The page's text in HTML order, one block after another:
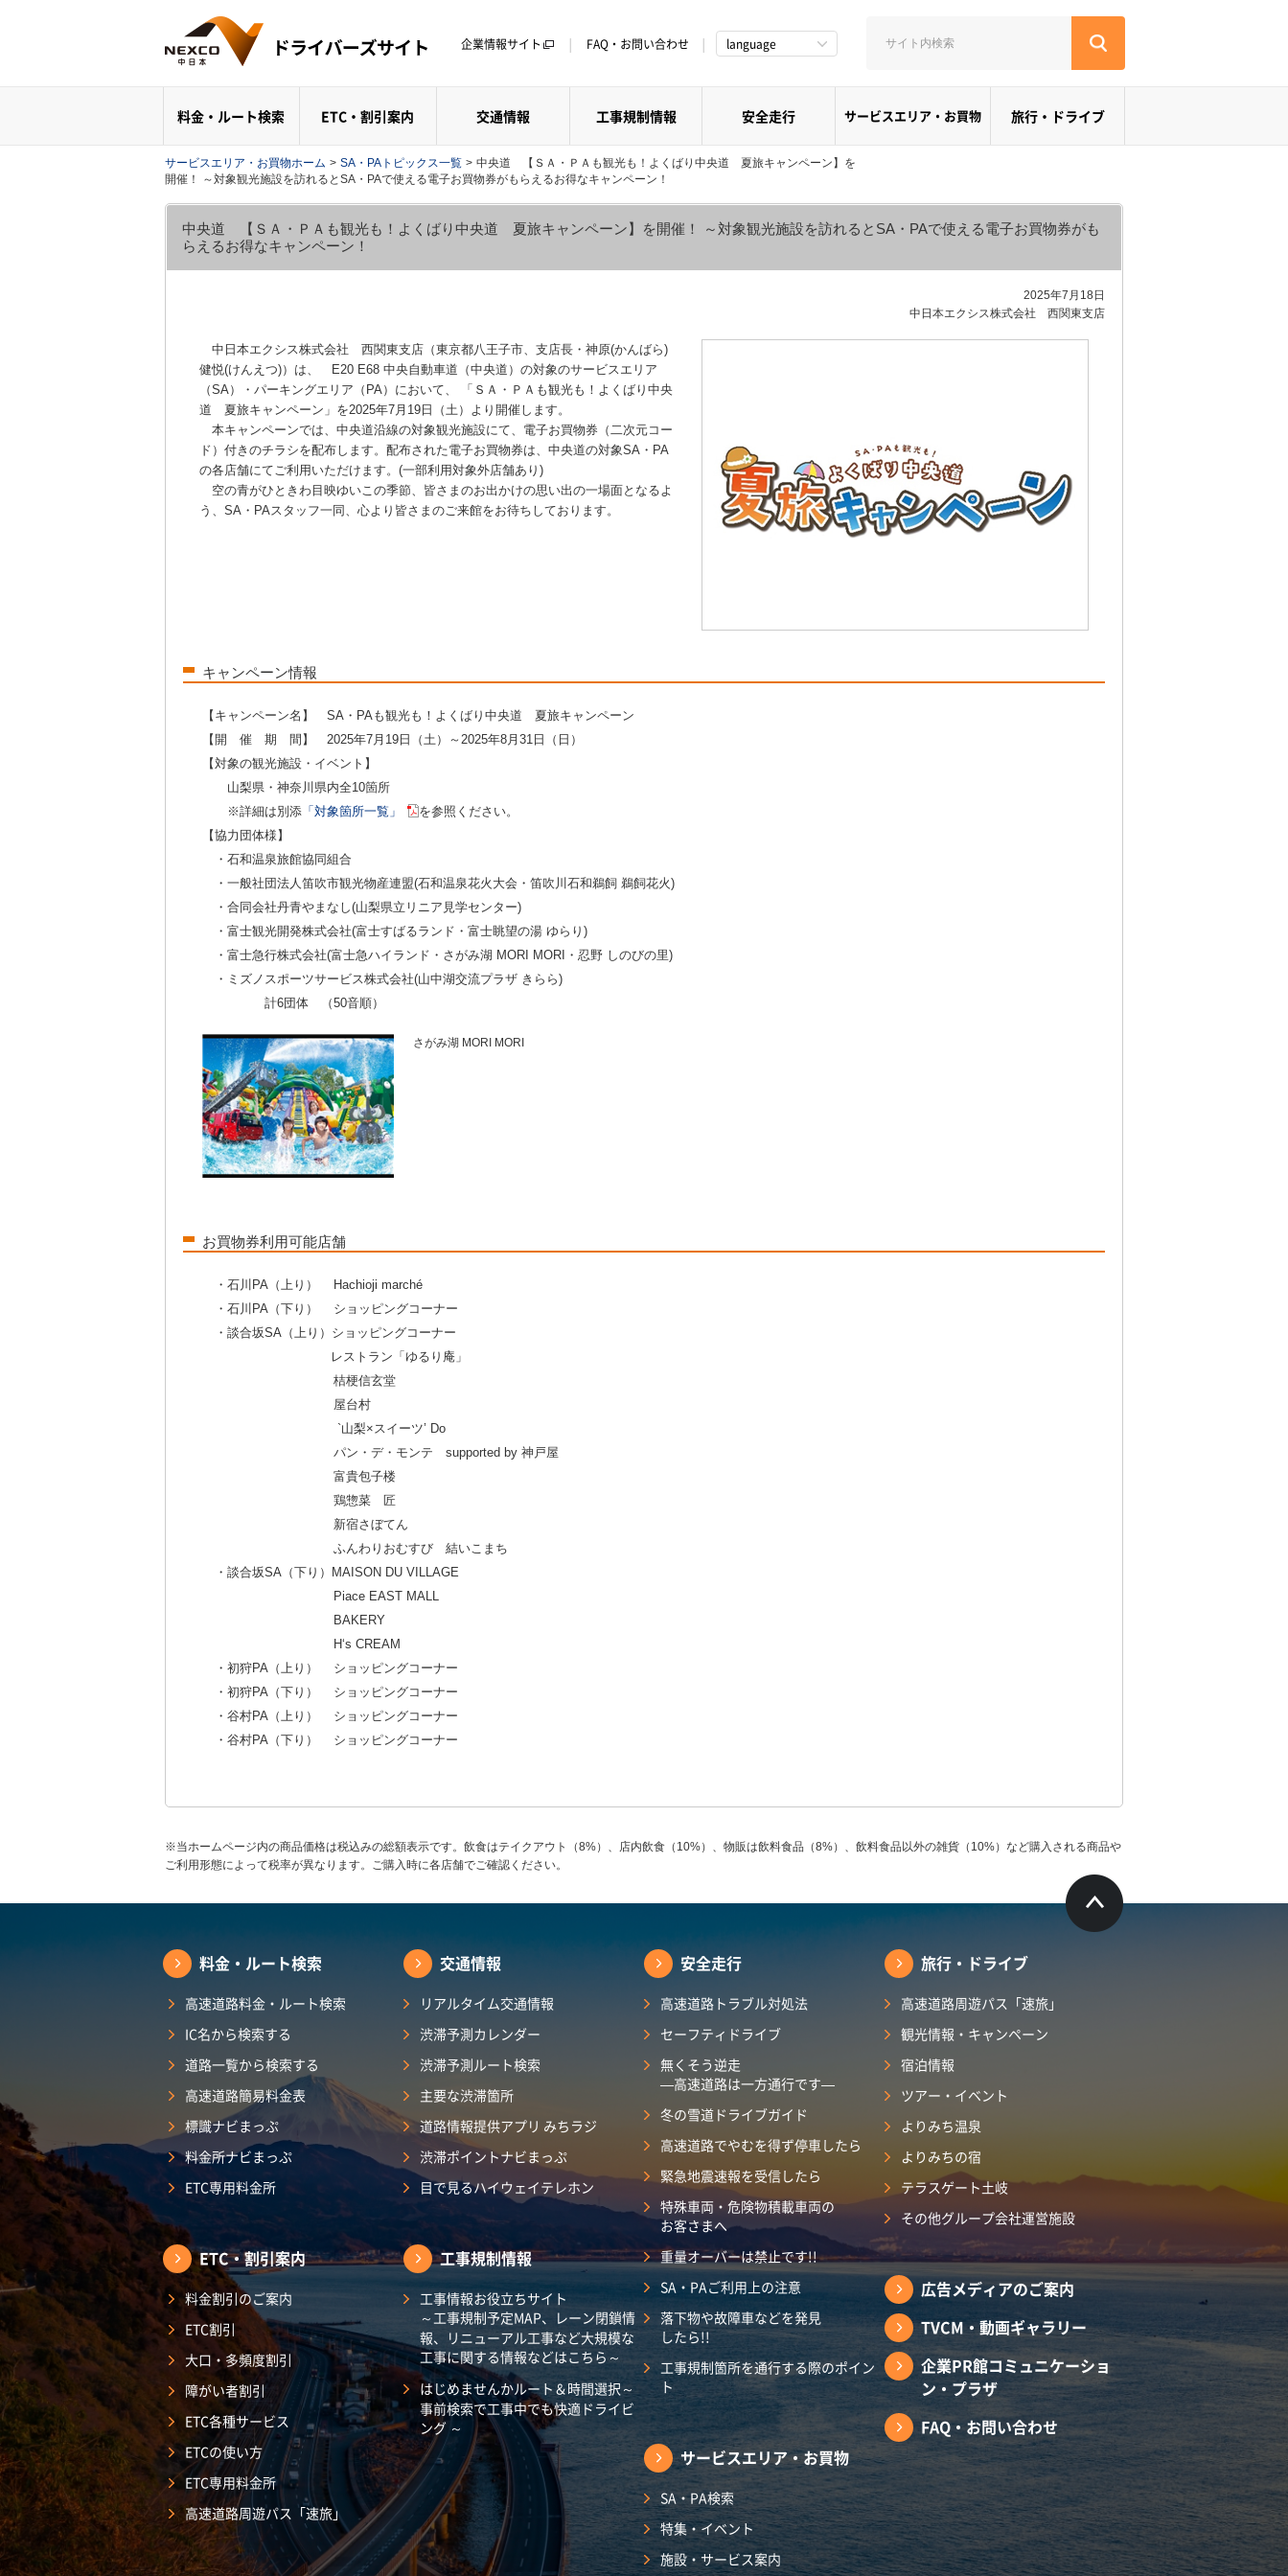
企業情報サイト FAQ・お問い合わせ language
料金・ルート検索 ETC・割引案内 交通情報 工事規制情報 安全走行 サービスエリア・お買物 旅行・ドライブ
サービスエリア・お買物ホーム > SA・PAトピックス一覧 > 中央道 【ＳＡ・ＰＡも観光も！よくばり中央道 夏旅キャンペーン】を
開催！ ～対象観光施設を訪れるとSA・PAで使える電子お買物券がもらえるお得なキャンペーン！
中央道 【ＳＡ・ＰＡも観光も！よくばり中央道 夏旅キャンペーン】を開催！ ～対象観光施設を訪れるとSA・PAで使える電子お買物券がも
らえるお得なキャンペーン！
2025年7月18日
中日本エクシス株式会社 西関東支店
中日本エクシス株式会社 西関東支店（東京都八王子市、支店長・神原(かんばら)
健悦(けんえつ)）は、 E20 E68 中央自動車道（中央道）の対象のサービスエリア
（SA）・パーキングエリア（PA）において、 「ＳＡ・ＰＡも観光も！よくばり中央
道 夏旅キャンペーン」を2025年7月19日（土）より開催します。
本キャンペーンでは、中央道沿線の対象観光施設にて、電子お買物券（二次元コー
ド）付きのチラシを配布します。配布された電子お買物券は、中央道の対象SA・PA
の各店舗にてご利用いただけます。(一部利用対象外店舗あり)
空の青がひときわ目映ゆいこの季節、皆さまのお出かけの思い出の一場面となるよ
う、SA・PAスタッフ一同、心より皆さまのご来館をお待ちしております。
キャンペーン情報
【キャンペーン名】 SA・PAも観光も！よくばり中央道 夏旅キャンペーン
【開 催 期 間】 2025年7月19日（土）～2025年8月31日（日）
【対象の観光施設・イベント】
山梨県・神奈川県内全10箇所
※詳細は別添 「対象箇所一覧」
を参照ください。
【協力団体様】
・石和温泉旅館協同組合
・一般社団法人笛吹市観光物産連盟(石和温泉花火大会・笛吹川石和鵜飼 鵜飼花火)
・合同会社丹青やまなし(山梨県立リニア見学センター)
・富士観光開発株式会社(富士すばるランド・富士眺望の湯 ゆらり)
・富士急行株式会社(富士急ハイランド・さがみ湖 MORI MORI・忍野 しのびの里)
・ミズノスポーツサービス株式会社(山中湖交流プラザ きらら)
計6団体 （50音順）
さがみ湖 MORI MORI
お買物券利用可能店舗
・石川PA（上り） Hachioji marché
・石川PA（下り） ショッピングコーナー
・談合坂SA（上り）ショッピングコーナー
レストラン「ゆるり庵」
桔梗信玄堂
屋台村
`山梨×スイーツ’ Do
パン・デ・モンテ supported by 神戸屋
富貴包子楼
鶏惣菜 匠
新宿さぼてん
ふんわりおむすび 結いこまち
・談合坂SA（下り）MAISON DU VILLAGE
Piace EAST MALL
BAKERY
H‘s CREAM
・初狩PA（上り） ショッピングコーナー
・初狩PA（下り） ショッピングコーナー
・谷村PA（上り） ショッピングコーナー
・谷村PA（下り） ショッピングコーナー
※当ホームページ内の商品価格は税込みの総額表示です。飲食はテイクアウト（8%）、店内飲食（10%）、物販は飲料食品（8%）、飲料食品以外の雑貨（10%）など購入される商品や
ご利用形態によって税率が異なります。ご購入時に各店舗でご確認ください。
料金・ルート検索
高速道路料金・ルート検索
IC名から検索する
道路一覧から検索する
高速道路簡易料金表
標識ナビまっぷ
料金所ナビまっぷ
ETC専用料金所
ETC・割引案内
料金割引のご案内
ETC割引
大口・多頻度割引
障がい者割引
ETC各種サービス
ETCの使い方
ETC専用料金所
高速道路周遊パス「速旅」
交通情報
リアルタイム交通情報
渋滞予測カレンダー
渋滞予測ルート検索
主要な渋滞箇所
道路情報提供アプリ みちラジ
渋滞ポイントナビまっぷ
目で見るハイウェイテレホン
工事規制情報
工事情報お役立ちサイト
～工事規制予定MAP、レーン閉鎖情
報、リニューアル工事など大規模な
工事に関する情報などはこちら～
はじめませんかルート＆時間選択～
事前検索で工事中でも快適ドライビ
ング ～
安全走行
高速道路トラブル対処法
セーフティドライブ
無くそう逆走
―高速道路は一方通行です―
冬の雪道ドライブガイド
高速道路でやむを得ず停車したら
緊急地震速報を受信したら
特殊車両・危険物積載車両の
お客さまへ
重量オーバーは禁止です!!
SA・PAご利用上の注意
落下物や故障車などを発見
したら!!
工事規制箇所を通行する際のポイン
ト
サービスエリア・お買物
SA・PA検索
特集・イベント
施設・サービス案内
旅行・ドライブ
高速道路周遊パス「速旅」
観光情報・キャンペーン
宿泊情報
ツアー・イベント
よりみち温泉
よりみちの宿
テラスゲート土岐
その他グループ会社運営施設
広告メディアのご案内
TVCM・動画ギャラリー
企業PR館コミュニケーショ
ン・プラザ
FAQ・お問い合わせ